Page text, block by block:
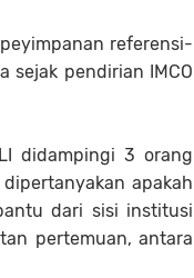
referensi-
sejak pendirian IMCO
didampingi 3 orang
apakah
dari sisi institusi
pertemuan, antara